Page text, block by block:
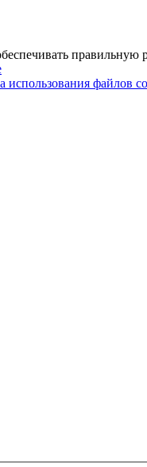
правильную
использования файлов